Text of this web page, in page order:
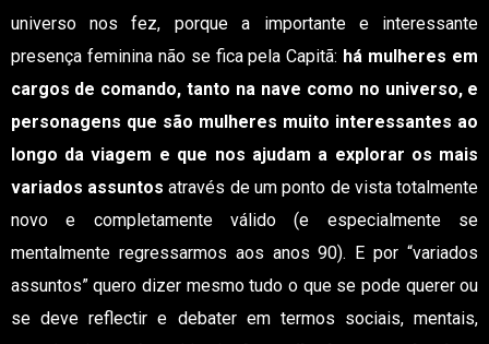
universo nos fez, porque a importante e interessante
presença feminina não se fica pela Capitã: há mulheres em
cargos de comando, tanto na nave como no universo, e
personagens que são mulheres muito interessantes ao
longo da viagem e que nos ajudam a explorar os mais
variados assuntos através de um ponto de vista totalmente
novo e completamente válido (e especialmente se
mentalmente regressarmos aos anos 90). E por “variados
assuntos” quero dizer mesmo tudo o que se pode querer ou
se deve reflectir e debater em termos sociais, mentais,